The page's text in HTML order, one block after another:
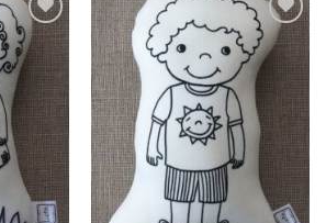
Adicionar
aos
meus
desejos
Adicionar
aos
meus